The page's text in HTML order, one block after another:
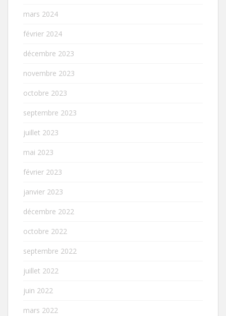
mars 2024
février 2024
décembre 2023
novembre 2023
octobre 2023
septembre 2023
juillet 2023
mai 2023
février 2023
janvier 2023
décembre 2022
octobre 2022
septembre 2022
juillet 2022
juin 2022
mars 2022